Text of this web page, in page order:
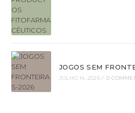
JOGOS SEM
JULHO 14, 2026 / 0